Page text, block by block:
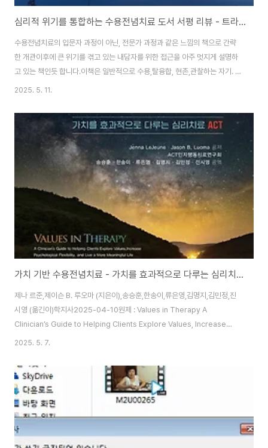
심리적 위기를 통합하는 수용전념치료 도서 서평 리뷰 - 트라우마와 위기를 효과적으로 다루는 심리치료 ACT의 이론과 실제
수용전념치료의 입문자 과정이 아닌, 전문가 과정과 같은 느낌의 책으로 간략
한 개관이후에 큰 위기를 겪고 있는 내담자를 위한 접근을 아주 멋지게 설명하
고 있는 책인듯 합니다.이책은 일반적으로 수용,탈융합, 현존,관찰하는 자기. 가
치, 전념의 육각형 방식으로 심리적 유연성에 접근하기 보다는,수용,탈융합을
기로 접근하는 방식으로 FACT 방식과 비슷한 방식으로 접근하고 설명하고 있
습니다.이 책의 백미는 심리상담 축어록이 아닐까 싶은데, aids에 걸린 사람,
불구가 되어서 가족을 떠나려는 사람, 출산하다가 아내와 아이가 죽어서 약물
에 빠진 남편, 친구에게 속아 사업에 실패한 사람 등 정말 자살의 문턱까지 간
사람들을 저자가 아주 멋지게 수용..
2025. 5. 11.
가치 기반 수용전념치료 - 가치를 효과적으로 다루는 심리치료 ACT 도서 서평 리뷰
제나 르준,제이슨 B. 루오마 (지은이),송승훈,한송이,류은영,김명지,김민정,진
시영 (옮긴이)학지사2025-04-10원제 : Values in Therapy A
Clinician’s Guide to Helping Clients Explore Values, Increase
Psychological Flexibility, and Live a More Meaningful Life328쪽
(ACT)는 심리치료의 목표를 단순히 고통을 줄이는 데 두지 않는다. 대신 내담
자가 “무엇이, 누가 중요한가”,“어떤 삶을 살고 싶은가”라는 질문에 답하도록
돕고, 그 과정에서 치료자와 내담자 모두가 자기 삶의 의미와 가치를 다시 발견
할 수 있도록 ..
2025. 5. 7.